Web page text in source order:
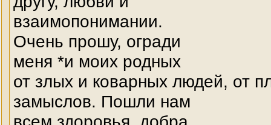
взаимопонимании.
Очень прошу, огради
меня *и моих родных
от злых и коварных людей, от
замыслов. Пошли нам